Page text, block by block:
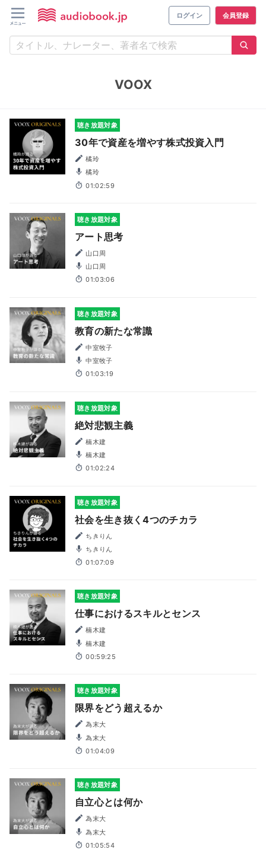
ログイン 会員登録
VOOX
聴き放題対象
30年で資産を増やす株式投資入門
橘玲
橘玲
01:02:59
聴き放題対象
アート思考
山口周
山口周
01:03:06
聴き放題対象
教育の新たな常識
中室牧子
中室牧子
01:03:19
聴き放題対象
絶対悲観主義
楠木建
楠木建
01:02:24
聴き放題対象
社会を生き抜く4つのチカラ
ちきりん
ちきりん
01:07:09
聴き放題対象
仕事におけるスキルとセンス
楠木建
楠木建
00:59:25
聴き放題対象
限界をどう超えるか
為末大
為末大
01:04:09
聴き放題対象
自立心とは何か
為末大
為末大
01:05:54